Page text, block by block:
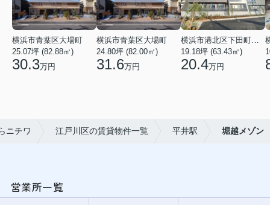
横浜市青葉区大場町
25.07坪 (82.88㎡)
30.3万円
横浜市青葉区大場町
24.80坪 (82.00㎡)
31.6万円
19.18坪 (63.43㎡)
20.4万円
ニチワ 江戸川区の賃貸物件一覧 平井駅 堀越メゾン
営業所一覧